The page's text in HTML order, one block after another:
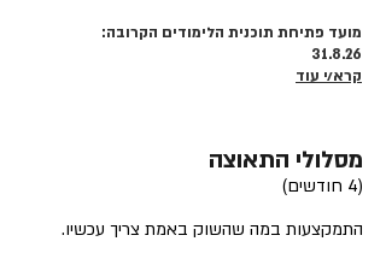
מועד פתיחת תוכנית הלימודים הקרובה:
31.8.26
קרא/י עוד
מסלולי התאוצה
(4 חודשים)
התמקצעות במה שהשוק באמת צריך עכשיו.